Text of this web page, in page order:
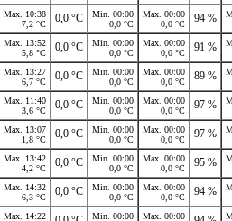
Max. 10:38
7,2 °C
0,0 °C
Min. 00:00
0,0 °C
Max. 00:00
0,0 °C
94 %
Max. 13:52
5,8 °C
0,0 °C
Min. 00:00
0,0 °C
Max. 00:00
0,0 °C
91 %
Max. 13:27
6,7 °C
0,0 °C
Min. 00:00
0,0 °C
Max. 00:00
0,0 °C
89 %
Max. 11:40
3,6 °C
0,0 °C
Min. 00:00
0,0 °C
Max. 00:00
0,0 °C
97 %
Max. 13:07
1,8 °C
0,0 °C
Min. 00:00
0,0 °C
Max. 00:00
0,0 °C
97 %
Max. 13:42
4,2 °C
0,0 °C
Min. 00:00
0,0 °C
Max. 00:00
0,0 °C
95 %
Max. 14:32
6,3 °C
0,0 °C
Min. 00:00
0,0 °C
Max. 00:00
0,0 °C
94 %
Max. 14:22
Min. 00:00
Max. 00:00